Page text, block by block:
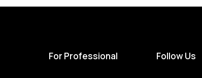
For Professional Follow Us